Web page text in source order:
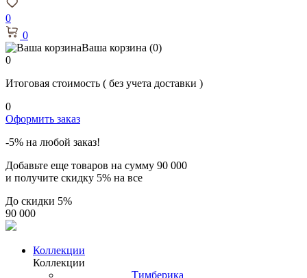
0
0
Ваша корзина (0)
0
Итоговая стоимость ( без учета доставки )
0
Оформить заказ
-5% на любой заказ!
Добавьте еще товаров на сумму 90 000
и получите скидку 5% на все
До скидки 5%
90 000
Коллекции
Коллекции
Тимберика